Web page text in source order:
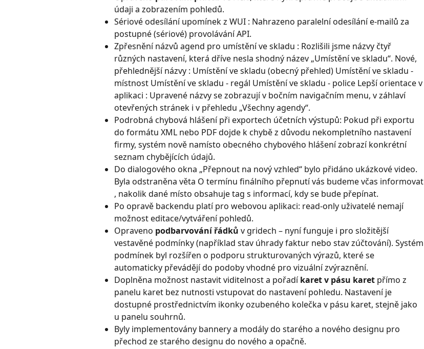
údaji a zobrazením pohledů.
Sériové odesílání upomínek z WUI : Nahrazeno paralelní odesílání e-mailů za
postupné (sériové) provolávání API.
Zpřesnění názvů agend pro umístění ve skladu : Rozlišili jsme názvy čtyř
různých nastavení, která dříve nesla shodný název „Umístění ve skladu“. Nové,
přehlednější názvy : Umístění ve skladu (obecný přehled) Umístění ve skladu -
místnost Umístění ve skladu - regál Umístění ve skladu - police Lepší orientace v
aplikaci : Upravené názvy se zobrazují v bočním navigačním menu, v záhlaví
otevřených stránek i v přehledu „Všechny agendy“.
Podrobná chybová hlášení při exportech účetních výstupů: Pokud při exportu
do formátu XML nebo PDF dojde k chybě z důvodu nekompletního nastavení
firmy, systém nově namísto obecného chybového hlášení zobrazí konkrétní
seznam chybějících údajů.
Do dialogového okna „Přepnout na nový vzhled“ bylo přidáno ukázkové video.
Byla odstraněna věta O termínu finálního přepnutí vás budeme včas informovat
, nakolik dané místo obsahuje tag s informací, kdy se bude přepínat.
Po opravě backendu platí pro webovou aplikaci: read-only uživatelé nemají
možnost editace/vytváření pohledů.
Opraveno podbarvování řádků v gridech – nyní funguje i pro složitější
vestavěné podmínky (například stav úhrady faktur nebo stav zúčtování). Systém
podmínek byl rozšířen o podporu strukturovaných výrazů, které se
automaticky převádějí do podoby vhodné pro vizuální zvýraznění.
Doplněna možnost nastavit viditelnost a pořadí karet v pásu karet přímo z
panelu karet bez nutnosti vstupovat do nastavení pohledu. Nastavení je
dostupné prostřednictvím ikonky ozubeného kolečka v pásu karet, stejně jako
u panelu souhrnů.
Byly implementovány bannery a modály do starého a nového designu pro
přechod ze starého designu do nového a opačně.